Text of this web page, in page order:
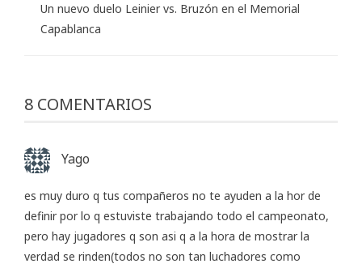
Un nuevo duelo Leinier vs. Bruzón en el Memorial
Capablanca
8 COMENTARIOS
Yago
es muy duro q tus compañeros no te ayuden a la hor de
definir por lo q estuviste trabajando todo el campeonato,
pero hay jugadores q son asi q a la hora de mostrar la
verdad se rinden(todos no son tan luchadores como